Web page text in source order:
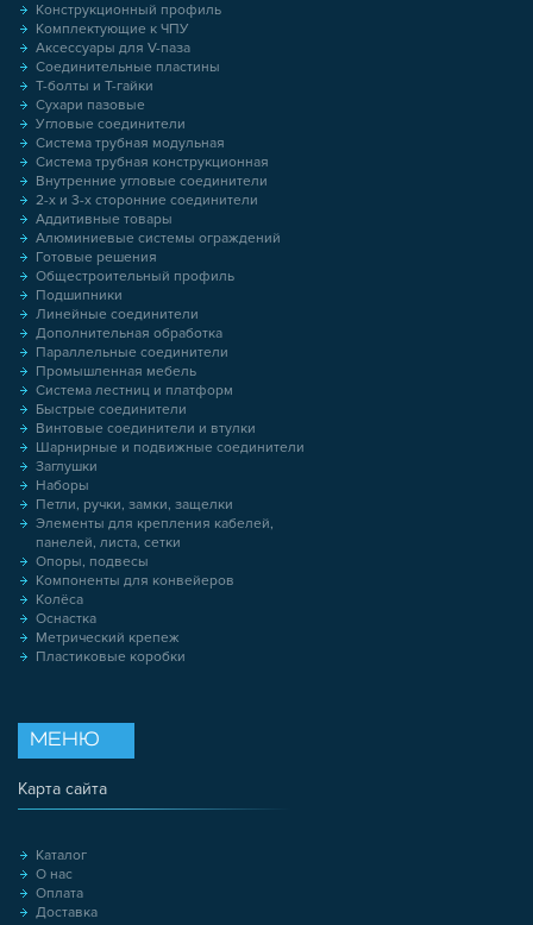
Конструкционный профиль
Комплектующие к ЧПУ
Аксессуары для V-паза
Соединительные пластины
Т-болты и Т-гайки
Сухари пазовые
Угловые соединители
Система трубная модульная
Система трубная конструкционная
Внутренние угловые соединители
2-х и 3-х сторонние соединители
Аддитивные товары
Алюминиевые системы ограждений
Готовые решения
Общестроительный профиль
Подшипники
Линейные соединители
Дополнительная обработка
Параллельные соединители
Промышленная мебель
Система лестниц и платформ
Быстрые соединители
Винтовые соединители и втулки
Шарнирные и подвижные соединители
Заглушки
Наборы
Петли, ручки, замки, защелки
Элементы для крепления кабелей,
панелей, листа, сетки
Опоры, подвесы
Компоненты для конвейеров
Колёса
Оснастка
Метрический крепеж
Пластиковые коробки
МЕНЮ
Карта сайта
Каталог
О нас
Оплата
Доставка